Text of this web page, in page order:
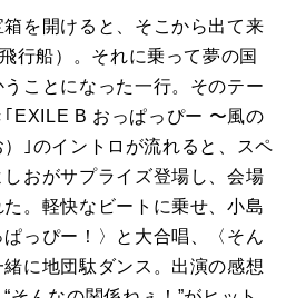
を開けると、そこから出て来
行船）。それに乗って夢の国
ことになった一行。そのテー
EXILE B おっぱっぴー 〜風の
｣のイントロが流れると、スペ
おがサプライズ登場し、会場
。軽快なビートに乗せ、小島
っぴー！〉と大合唱、〈そん
に地団駄ダンス。出演の感想